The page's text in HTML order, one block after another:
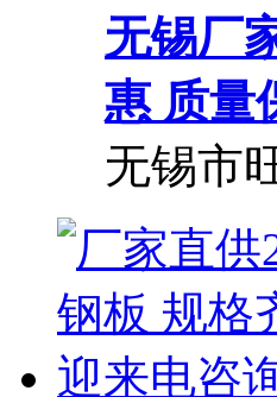
无锡厂
惠 质量
无锡市